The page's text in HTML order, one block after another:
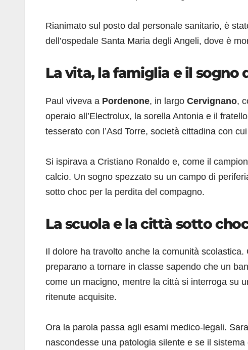
Rianimato sul posto dal personale sanitario, è
dell’ospedale Santa Maria degli Angeli, dove è
La vita, la famiglia e il sogno
Paul viveva a Pordenone, in largo Cervignano,
operaio all’Electrolux, la sorella Antonia e il
tesserato con l’Asd Torre, società cittadina con
Si ispirava a Cristiano Ronaldo e, come il
calcio. Un sogno spezzato su un campo di
sotto choc per la perdita del compagno.
La scuola e la città sotto
Il dolore ha travolto anche la comunità
preparano a tornare in classe sapendo che un
come un macigno, mentre la città si interroga su
ritenute acquisite.
Ora la parola passa agli esami medico-legali.
nascondesse una patologia silente e se il